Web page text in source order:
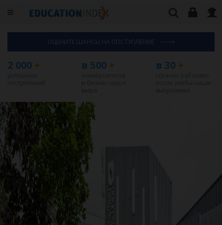
ОЦЕНИТЕ ШАНСЫ НА ПОСТУПЛЕНИЕ
2 000 + в 500 + в 30+